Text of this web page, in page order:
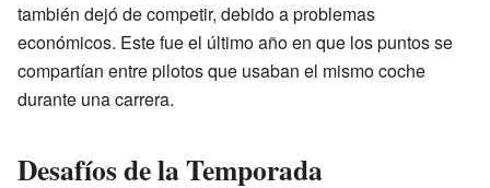
también dejó de competir, debido a problemas
económicos. Este fue el último año en que los puntos se
compartían entre pilotos que usaban el mismo coche
durante una carrera.
Desafíos de la Temporada